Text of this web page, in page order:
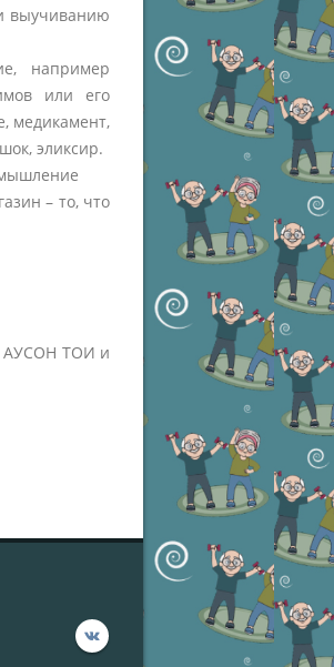
выучиванию
например
или его
медикамент,
эликсир.
– то, что
АУСОН ТОИ и